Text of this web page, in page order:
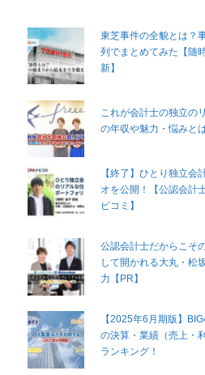
東芝事件の全貌とは？
列でまとめてみた【随
新】
これが会計士の独立の
の年収や魅力・悩みと
【終了】ひとり独立会
オを公開！【公認会計
ビコミ】
公認会計士だからこそ
して開かれる大丸・松
力【PR】
【2025年6月期版】
の決算・業績（売上・
ランキング！